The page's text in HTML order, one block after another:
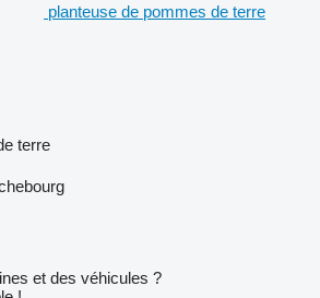
planteuse de pommes de terre
terre
et des véhicules ?